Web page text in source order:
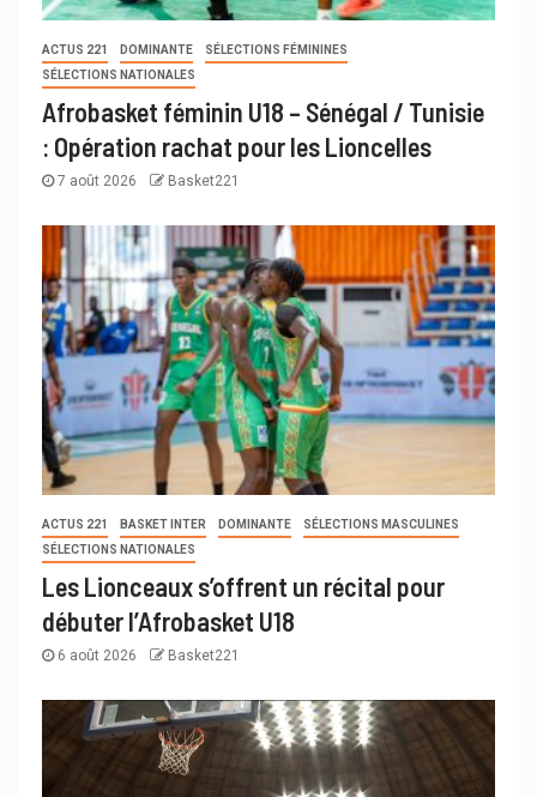
ACTUS 221 DOMINANTE
SÉLECTIONS FÉMININES
SÉLECTIONS NATIONALES
Afrobasket féminin U18 – Sénégal / Tunisie
: Opération rachat pour les Lioncelles
7 août 2026 Basket221
ACTUS 221 BASKET INTER DOMINANTE
SÉLECTIONS MASCULINES
SÉLECTIONS NATIONALES
Les Lionceaux s’offrent un récital pour
débuter l’Afrobasket U18
6 août 2026 Basket221